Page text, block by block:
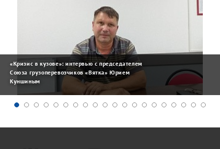
«Кризис в кузове»: интервью с председателем
Союза грузоперевозчиков «Вятка» Юрием
Куншиным